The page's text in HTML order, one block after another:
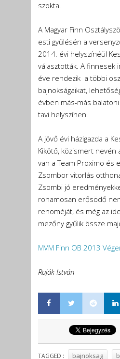
szokta.
A Magyar Finn
esti gyűlésén a
2014. évi helyszínéül
választották. A finnesek
éve rendezik a többi
bajnokságaikat,
évben más-más
tavi helyszínen.
A jövő évi házigazda a
Kikötő, közismert nevén
van a Team Proximo és
Zsombor vitorlás
Zsombi jó
rohamosan erősödő
renoméját, és még az
mezőny gyűlik össze
MVM Finn OB 2013
Ruják István
TAGGED : bajnoksag